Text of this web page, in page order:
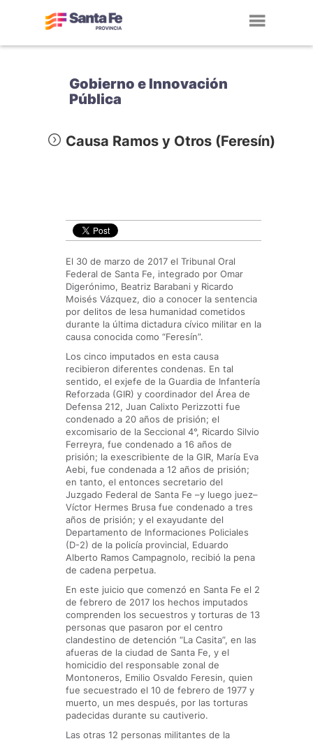
Gobierno e Innovación
Pública
Causa Ramos y Otros (Feresín)
El 30 de marzo de 2017 el Tribunal Oral
Federal de Santa Fe, integrado por Omar
Digerónimo, Beatriz Barabani y Ricardo
Moisés Vázquez, dio a conocer la sentencia
por delitos de lesa humanidad cometidos
durante la última dictadura cívico militar en la
causa conocida como “Feresín”.
Los cinco imputados en esta causa
recibieron diferentes condenas. En tal
sentido, el exjefe de la Guardia de Infantería
Reforzada (GIR) y coordinador del Área de
Defensa 212, Juan Calixto Perizzotti fue
condenado a 20 años de prisión; el
excomisario de la Seccional 4°, Ricardo Silvio
Ferreyra, fue condenado a 16 años de
prisión; la exescribiente de la GIR, María Eva
Aebi, fue condenada a 12 años de prisión;
en tanto, el entonces secretario del
Juzgado Federal de Santa Fe –y luego juez–
Víctor Hermes Brusa fue condenado a tres
años de prisión; y el exayudante del
Departamento de Informaciones Policiales
(D-2) de la policía provincial, Eduardo
Alberto Ramos Campagnolo, recibió la pena
de cadena perpetua.
En este juicio que comenzó en Santa Fe el 2
de febrero de 2017 los hechos imputados
comprenden los secuestros y torturas de 13
personas que pasaron por el centro
clandestino de detención “La Casita”, en las
afueras de la ciudad de Santa Fe, y el
homicidio del responsable zonal de
Montoneros, Emilio Osvaldo Feresin, quien
fue secuestrado el 10 de febrero de 1977 y
muerto, un mes después, por las torturas
padecidas durante su cautiverio.
Las otras 12 personas militantes de la